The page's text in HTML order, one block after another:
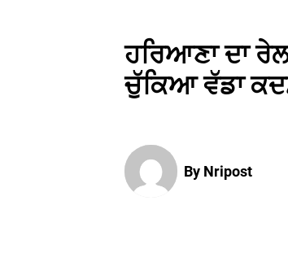
ਹਰਿਆਣਾ ਦਾ
ਚੁੱਕਿਆ ਵੱਡਾ
By Nripost